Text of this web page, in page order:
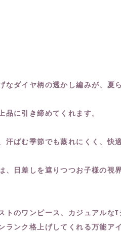
なダイヤ柄の透かし編みが、夏
に引き締めてくれます。
汗ばむ季節でも蒸れにくく、快
、日差しを遮りつつお子様の視
トのワンピース、カジュアルな
ランク格上げしてくれる万能ア